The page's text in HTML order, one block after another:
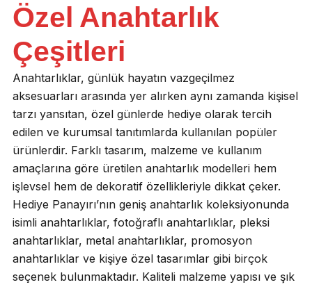
Özel Anahtarlık
Çeşitleri
Anahtarlıklar, günlük hayatın vazgeçilmez
aksesuarları arasında yer alırken aynı zamanda kişisel
tarzı yansıtan, özel günlerde hediye olarak tercih
edilen ve kurumsal tanıtımlarda kullanılan popüler
ürünlerdir. Farklı tasarım, malzeme ve kullanım
amaçlarına göre üretilen anahtarlık modelleri hem
işlevsel hem de dekoratif özellikleriyle dikkat çeker.
Hediye Panayırı’nın geniş anahtarlık koleksiyonunda
isimli anahtarlıklar, fotoğraflı anahtarlıklar, pleksi
anahtarlıklar, metal anahtarlıklar, promosyon
anahtarlıklar ve kişiye özel tasarımlar gibi birçok
seçenek bulunmaktadır. Kaliteli malzeme yapısı ve şık